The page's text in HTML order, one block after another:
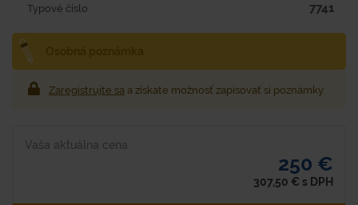
Typové číslo 7741
Zaregistrujte sa a získate možnosť zapisovať si poznámky
Vaša aktuálna cena
250 €
307,50 € s DPH